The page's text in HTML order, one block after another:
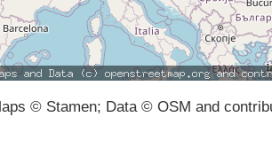
© Stamen; Data © OSM and